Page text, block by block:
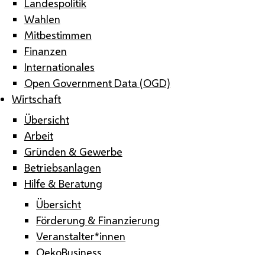
Wahlen
Mitbestimmen
Finanzen
Internationales
Open Government Data (OGD)
Wirtschaft
Übersicht
Arbeit
Gründen & Gewerbe
Betriebsanlagen
Hilfe & Beratung
Übersicht
Förderung & Finanzierung
Veranstalter*innen
OekoBusiness